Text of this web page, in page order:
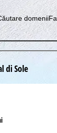
domenii
di Sole